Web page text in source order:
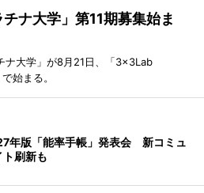
ナ大学」第11期募集始ま
ナ大学」が8月21日、「3×3Lab
始まる。
年版「能率手帳」発表会 新コミュ
ト刷新も